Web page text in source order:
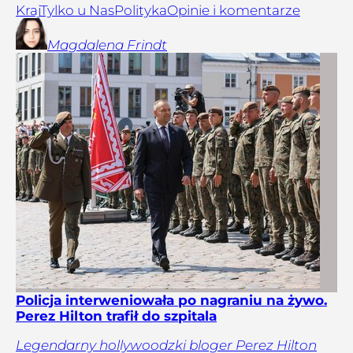
KrajTylko u NasPolitykaOpinie i komentarze
Magdalena Frindt
Policja interweniowała po nagraniu na żywo.
Perez Hilton trafił do szpitala
Legendarny hollywoodzki bloger Perez Hilton